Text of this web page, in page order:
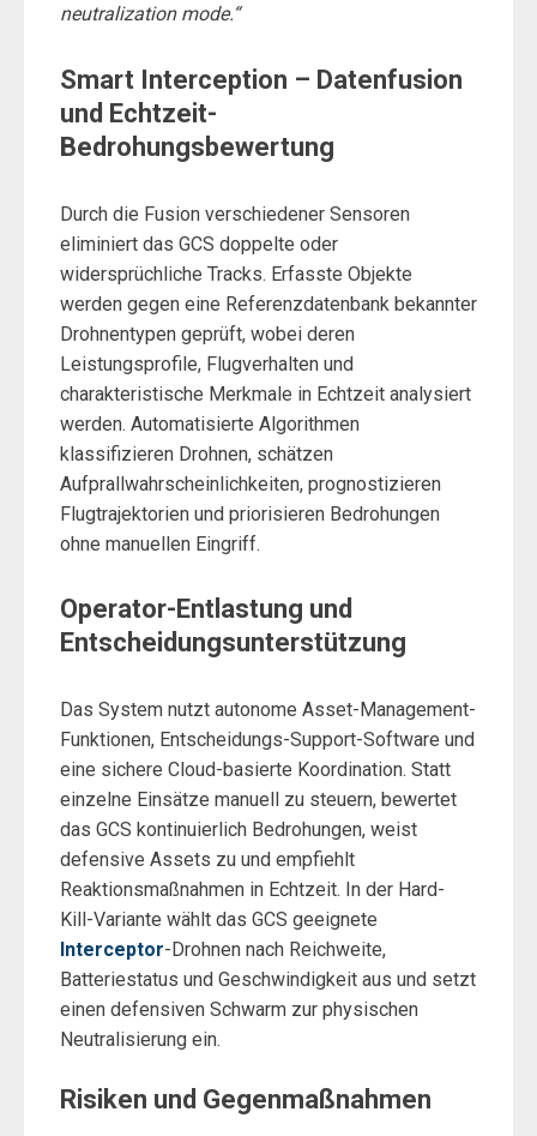
neutralization mode.“
Smart Interception – Datenfusion
und Echtzeit-
Bedrohungsbewertung
Durch die Fusion verschiedener Sensoren
eliminiert das GCS doppelte oder
widersprüchliche Tracks. Erfasste Objekte
werden gegen eine Referenzdatenbank bekannter
Drohnentypen geprüft, wobei deren
Leistungsprofile, Flugverhalten und
charakteristische Merkmale in Echtzeit analysiert
werden. Automatisierte Algorithmen
klassifizieren Drohnen, schätzen
Aufprallwahrscheinlichkeiten, prognostizieren
Flugtrajektorien und priorisieren Bedrohungen
ohne manuellen Eingriff.
Operator-Entlastung und
Entscheidungsunterstützung
Das System nutzt autonome Asset-Management-
Funktionen, Entscheidungs-Support-Software und
eine sichere Cloud-basierte Koordination. Statt
einzelne Einsätze manuell zu steuern, bewertet
das GCS kontinuierlich Bedrohungen, weist
defensive Assets zu und empfiehlt
Reaktionsmaßnahmen in Echtzeit. In der Hard-
Kill-Variante wählt das GCS geeignete
Interceptor-Drohnen nach Reichweite,
Batteriestatus und Geschwindigkeit aus und setzt
einen defensiven Schwarm zur physischen
Neutralisierung ein.
Risiken und Gegenmaßnahmen